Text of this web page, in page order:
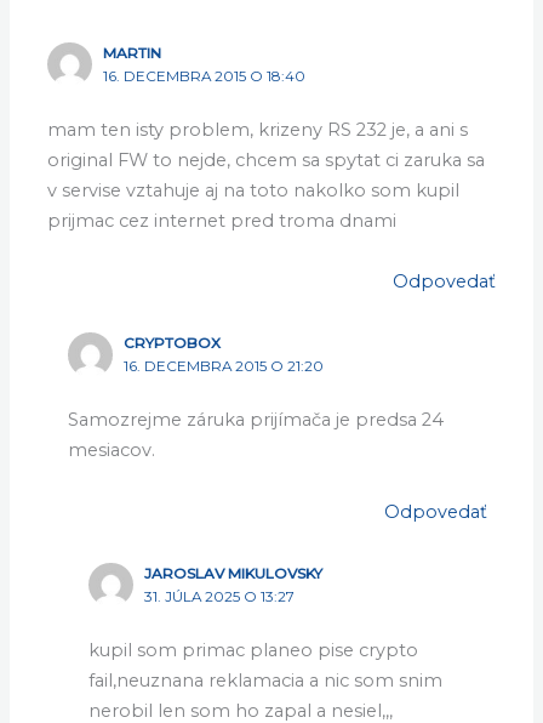
MARTIN
16. DECEMBRA 2015 O 18:40
mam ten isty problem, krizeny RS 232 je, a ani s
original FW to nejde, chcem sa spytat ci zaruka sa
v servise vztahuje aj na toto nakolko som kupil
prijmac cez internet pred troma dnami
Odpovedať
CRYPTOBOX
16. DECEMBRA 2015 O 21:20
Samozrejme záruka prijímača je predsa 24
mesiacov.
Odpovedať
JAROSLAV MIKULOVSKY
31. JÚLA 2025 O 13:27
kupil som primac planeo pise crypto
fail,neuznana reklamacia a nic som snim
nerobil len som ho zapal a nesiel,,,